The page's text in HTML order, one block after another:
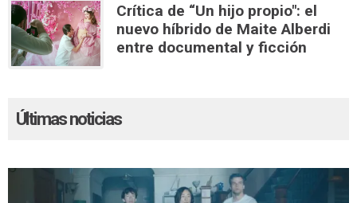
Crítica de “Un hijo propio": el
nuevo híbrido de Maite Alberdi
entre documental y ficción
Últimas noticias